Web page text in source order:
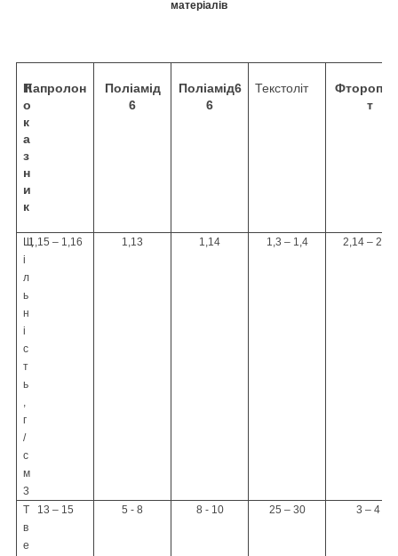
матеріалів
П
о
к
а
з
н
и
к
Капролон
Поліамід
6
Поліамід6
6
Текстоліт
т
Щ
і
л
ь
н
і
с
т
ь
г
/
с
м
3
1,15 – 1,16 1,13 1,14 1,3 – 1,4 2,14 – 2,26
Т
в
е
13 – 15 5 - 8 8 - 10 25 – 30 3 – 4